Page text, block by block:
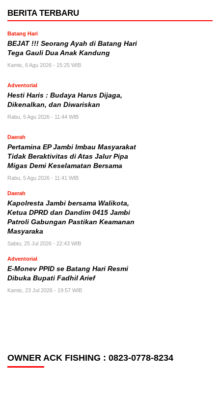
BERITA TERBARU
Batang Hari
BEJAT !!! Seorang Ayah di Batang Hari
Tega Gauli Dua Anak Kandung
Kamis, 6 Agu 2026 - 15:25 WIB
Adventorial
Hesti Haris : Budaya Harus Dijaga,
Dikenalkan, dan Diwariskan
Rabu, 5 Agu 2026 - 11:44 WIB
Daerah
Pertamina EP Jambi Imbau Masyarakat
Tidak Beraktivitas di Atas Jalur Pipa
Migas Demi Keselamatan Bersama
Rabu, 5 Agu 2026 - 11:41 WIB
Daerah
Kapolresta Jambi bersama Walikota,
Ketua DPRD dan Dandim 0415 Jambi
Patroli Gabungan Pastikan Keamanan
Masyaraka
Sabtu, 25 Jul 2026 - 22:43 WIB
Adventorial
E-Monev PPID se Batang Hari Resmi
Dibuka Bupati Fadhil Arief
Kamis, 23 Jul 2026 - 19:57 WIB
OWNER ACK FISHING : 0823-0778-8234